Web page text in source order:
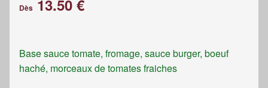
Dès 13.50 €
Base sauce tomate, fromage, sauce burger, boeuf
haché, morceaux de tomates fraiches